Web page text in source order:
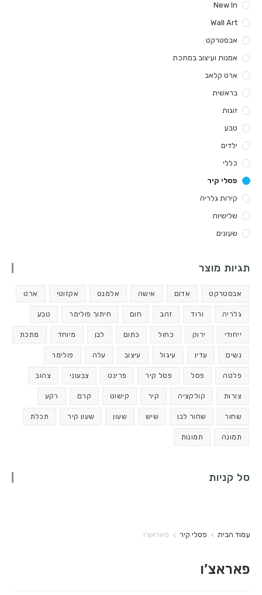
New In
Wall Art
אבסטרקט
אמנות ועיצוב במתכת
ארט קלאב
בראשית
זוגות
טבע
ילדים
כללי
פסלי קיר
קירות גלריה
שלישיות
שעונים
תגיות מוצר
אבסטרקט אדום אישה אלמנט אקזוטי ארט
גלריה ורוד זהב חום חיתוך פולימר טבע
ייחודי ירוק כחול כתום לבן מיוחד מתכת
נשים עדין עיגול עיצוב עלה פולימר
פלטה פסל פסל קיר פרינט צבעוני צהוב
צורות קולקציה קיר קישוט קרם רקע
שחור שחור לבן שיש שעון שעון קיר תכלת
תמונה תמונות
סל קניות
עמוד הבית > פסלי קיר > פאראצ’ו
פאראצ’ו